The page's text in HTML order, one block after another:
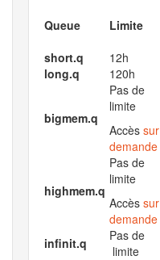
Queue Limite
short.q
12h
long.q
120h
bigmem.q
Pas de
limite
Accès sur
demande
highmem.q
Pas de
limite
Accès sur
demande
infinit.q
Pas de
limite